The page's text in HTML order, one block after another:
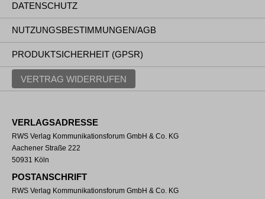
DATENSCHUTZ
NUTZUNGSBESTIMMUNGEN/AGB
PRODUKTSICHERHEIT (GPSR)
VERTRAG WIDERRUFEN
VERLAGSADRESSE
RWS Verlag Kommunikationsforum GmbH & Co. KG
Aachener Straße 222
50931 Köln
POSTANSCHRIFT
RWS Verlag Kommunikationsforum GmbH & Co. KG